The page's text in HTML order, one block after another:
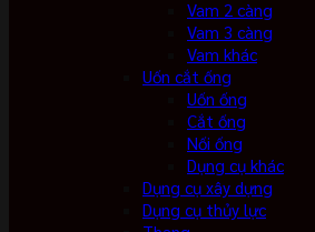
Vam 2 càng
Vam 3 càng
Vam khác
Uốn cắt ống
Uốn ống
Cắt ống
Nối ống
Dụng cụ khác
Dụng cụ xây dựng
Dụng cụ thủy lực